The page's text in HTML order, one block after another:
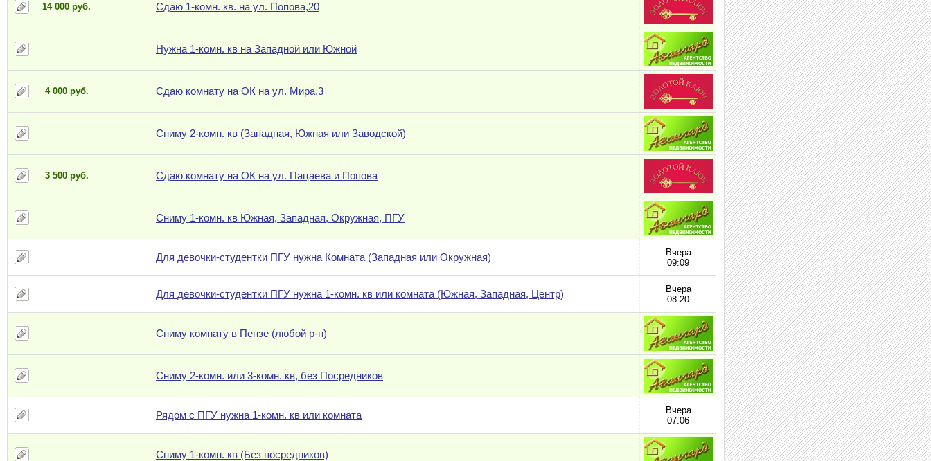
14 000 руб. Сдаю 1-комн. кв. на ул. Попова,20
Нужна 1-комн. кв на Западной или Южной
4 000 руб. Сдаю комнату на ОК на ул. Мира,3
Сниму 2-комн. кв (Западная, Южная или Заводской)
3 500 руб. Сдаю комнату на ОК на ул. Пацаева и Попова
Сниму 1-комн. кв Южная, Западная, Окружная, ПГУ
Для девочки-студентки ПГУ нужна Комната (Западная или Окружная)
Вчера
09:09
Для девочки-студентки ПГУ нужна 1-комн. кв или комната (Южная, Западная, Центр)
Вчера
08:20
Сниму комнату в Пензе (любой р-н)
Сниму 2-комн. или 3-комн. кв, без Посредников
Рядом с ПГУ нужна 1-комн. кв или комната
Вчера
07:06
Сниму 1-комн. кв (Без посредников)